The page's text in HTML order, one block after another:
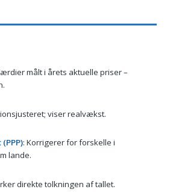
målt i årets aktuelle priser –
viser realvækst.
: Korrigerer for forskelle i
lande.
direkte tolkningen af tallet.